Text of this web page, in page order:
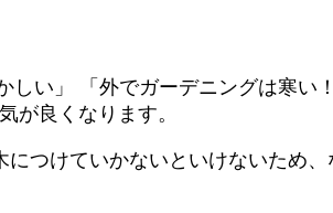
い」 「外でガーデニングは寒い
が良くなります。
つけていかないといけないため